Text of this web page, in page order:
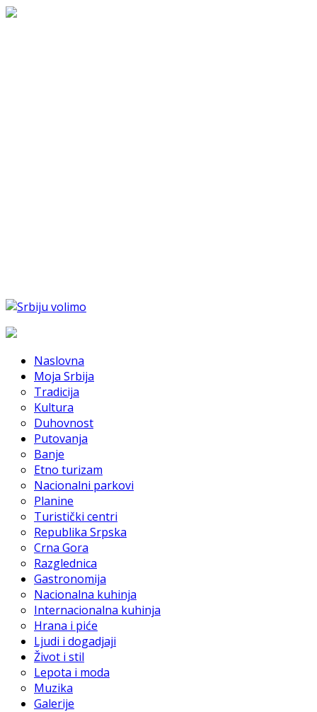
Naslovna
Moja Srbija
Tradicija
Kultura
Duhovnost
Putovanja
Banje
Etno turizam
Nacionalni parkovi
Planine
Turistički centri
Republika Srpska
Crna Gora
Razglednica
Gastronomija
Nacionalna kuhinja
Internacionalna kuhinja
Hrana i piće
Ljudi i dogadjaji
Život i stil
Lepota i moda
Muzika
Galerije